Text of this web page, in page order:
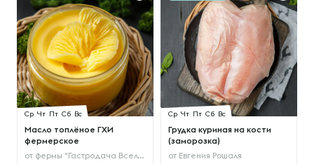
Ср Чт Пт Сб Вс
Масло топлёное ГХИ
фермерское
от фермы "Гастродача Вселуг"
Ср Чт Пт Сб Вс
Грудка куриная на кости
(заморозка)
от Евгения Рошаля